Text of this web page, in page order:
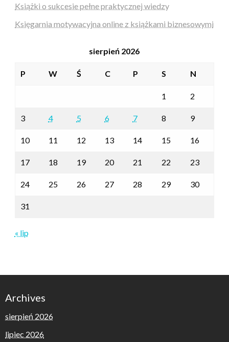
Książki o sukcesie pełne praktycznej wiedzy
Księgarnia motywacyjna online z książkami biznesowymi
sierpień 2026
P W Ś C P S N
1 2
3 4 5 6 7 8 9
10 11 12 13 14 15 16
17 18 19 20 21 22 23
24 25 26 27 28 29 30
31
« lip
Archives
sierpień 2026
lipiec 2026